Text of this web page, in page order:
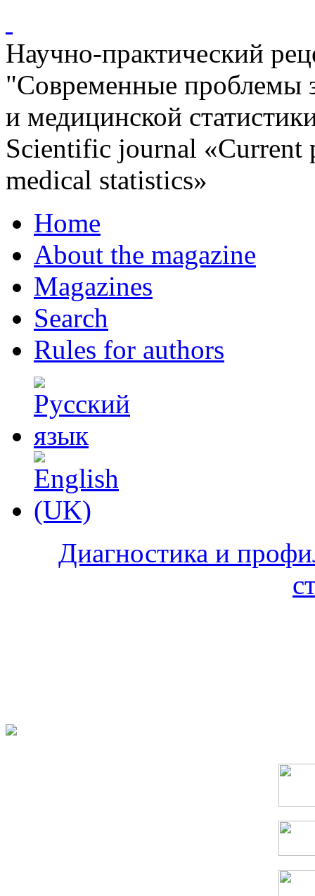
Научно-практический
"Современные проблемы
и медицинской
Scientific journal «Current
medical statistics»
Home
About the magazine
Magazines
Search
Rules for authors
Диагностика и